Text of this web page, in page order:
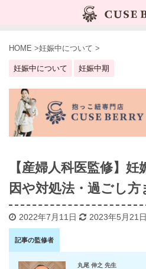
HOME >妊娠中について >
妊娠中について 妊娠中期
【産婦人科医監修】
因や対処法・過ごし方
2022年7月11日 2023年5月21日
記事の監修者
丸尾 伸之 先生